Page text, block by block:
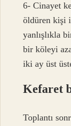
6- Cinayet
öldüren kişi
yanlışlıkla
bir köleyi
iki ay üst
Kefaret
Toplantı